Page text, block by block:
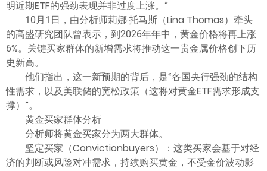
明近期ETF的强劲表现并非过度上涨。”
10月1日，由分析师莉娜·托马斯（Lina Thomas）牵头
的高盛研究团队曾表示，到2026年年中，黄金价格将再上涨
6%。关键买家群体的新增需求将推动这一贵金属价格创下历
史新高。
他们指出，这一新预期的背后，是“各国央行强劲的结构
性需求，以及美联储的宽松政策（这将对黄金ETF需求形成支
撑）”。
黄金买家群体分析
分析师将黄金买家分为两大群体。
坚定买家（Convictionbuyers）：这类买家会基于对经
济的判断或风险对冲需求，持续购买黄金，不受金价波动影